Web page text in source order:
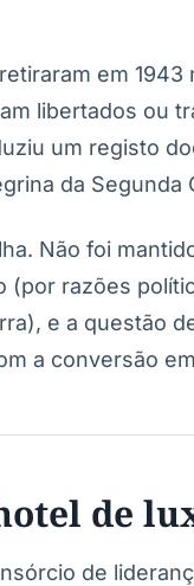
em
libertados ou
um registo
da Segunda
Não foi
(por razões
e a questão
a conversão
de
de